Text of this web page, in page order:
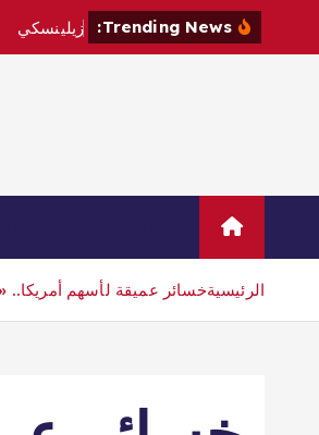
ز يلينسكي
الرئيسيةخسائر عميقة لأسهم أمريكا.. «داو